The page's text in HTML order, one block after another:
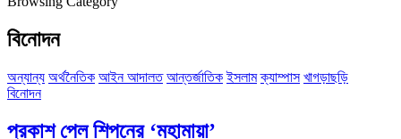
বিনোদন
অন্যান্য অর্থনৈতিক আইন আদালত আন্তর্জাতিক ইসলাম ক্যাম্পাস খাগড়াছড়ি
বিনোদন
প্রকাশ পেল শিপনের ‘মহামায়া’